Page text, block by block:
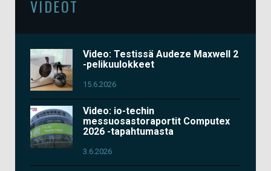
VIDEOT
Video: Testissä Audeze Maxwell 2
-pelikuulokkeet
15.6.2026
Video: io-techin
messuosastoraportit Computex
2026 -tapahtumasta
3.6.2026